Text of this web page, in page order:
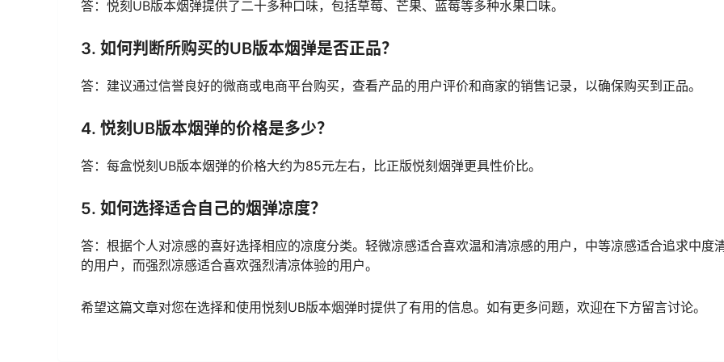
答：悦刻UB版本烟弹提供了二十多种口味，包括草莓、芒果、蓝莓等多种水果口味。
3. 如何判断所购买的UB版本烟弹是否正品？
答：建议通过信誉良好的微商或电商平台购买，查看产品的用户评价和商家的销售记录，以确保购买到正品。
4. 悦刻UB版本烟弹的价格是多少？
答：每盒悦刻UB版本烟弹的价格大约为85元左右，比正版悦刻烟弹更具性价比。
5. 如何选择适合自己的烟弹凉度？
答：根据个人对凉感的喜好选择相应的凉度分类。轻微凉感适合喜欢温和清凉感的用户，中等凉感适合追求中度
的用户，而强烈凉感适合喜欢强烈清凉体验的用户。
希望这篇文章对您在选择和使用悦刻UB版本烟弹时提供了有用的信息。如有更多问题，欢迎在下方留言讨论。